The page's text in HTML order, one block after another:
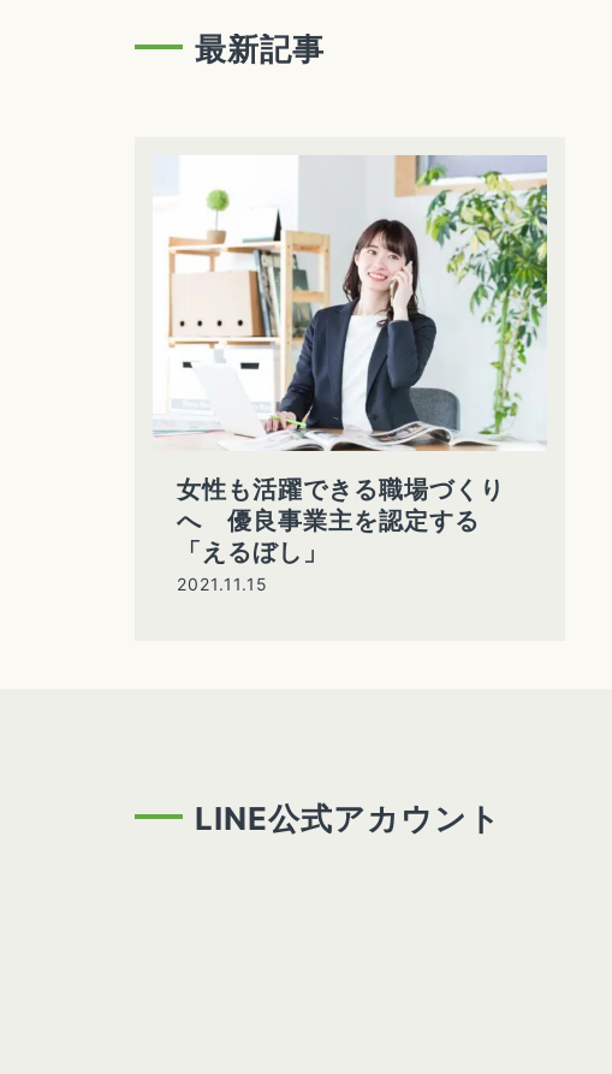
最新記事
女性も活躍できる職場づくり
へ 優良事業主を認定する
「えるぼし」
2021.11.15
LINE公式アカウント